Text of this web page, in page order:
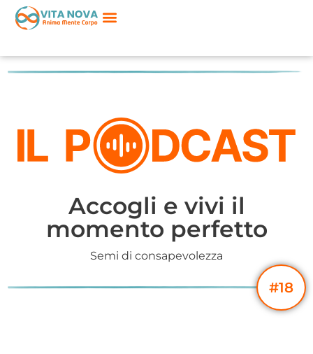
Accogli e vivi il
momento perfetto
Semi di consapevolezza
#18